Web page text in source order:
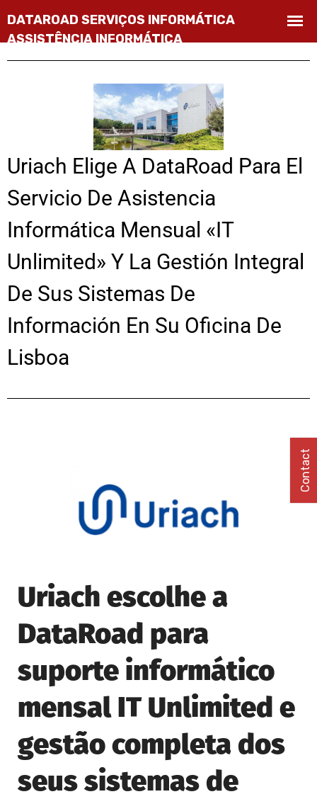
Uriach Elige A DataRoad Para El
Servicio De Asistencia
Informática Mensual «IT
Unlimited» Y La Gestión Integral
De Sus Sistemas De
Información En Su Oficina De
Lisboa
Uriach escolhe a
DataRoad para
suporte informático
mensal IT Unlimited e
gestão completa dos
seus sistemas de
Contact